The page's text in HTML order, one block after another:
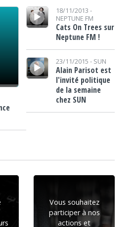
Lecteur audio18/11/2013 -
NEPTUNE FM
Cats On Trees sur
Neptune FM !
Lecteur audio
23/11/2015 - SUN
Alain Parisot est
l'invité politique
de la semaine
chez SUN
Vous souhaitez
participer à nos
actions et